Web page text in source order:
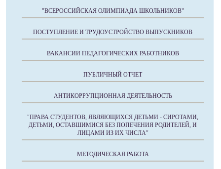
"ВСЕРОССИЙСКАЯ ОЛИМПИАДА ШКОЛЬНИКОВ"
ПОСТУПЛЕНИЕ И ТРУДОУСТРОЙСТВО ВЫПУСКНИКОВ
ВАКАНСИИ ПЕДАГОГИЧЕСКИХ РАБОТНИКОВ
ПУБЛИЧНЫЙ ОТЧЕТ
АНТИКОРРУПЦИОННАЯ ДЕЯТЕЛЬНОСТЬ
"ПРАВА СТУДЕНТОВ, ЯВЛЯЮЩИХСЯ ДЕТЬМИ - СИРОТАМИ,
ДЕТЬМИ, ОСТАВШИМИСЯ БЕЗ ПОПЕЧЕНИЯ РОДИТЕЛЕЙ, И
ЛИЦАМИ ИЗ ИХ ЧИСЛА"
МЕТОДИЧЕСКАЯ РАБОТА